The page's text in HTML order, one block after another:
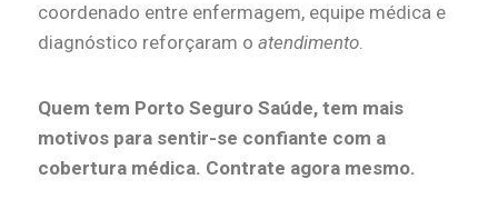
coordenado entre enfermagem, equipe médica e
diagnóstico reforçaram o atendimento.
Quem tem Porto Seguro Saúde, tem mais
motivos para sentir-se confiante com a
cobertura médica. Contrate agora mesmo.